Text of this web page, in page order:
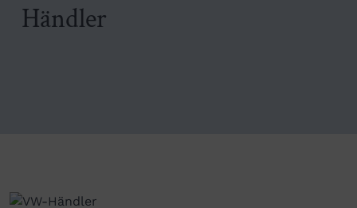
Händler